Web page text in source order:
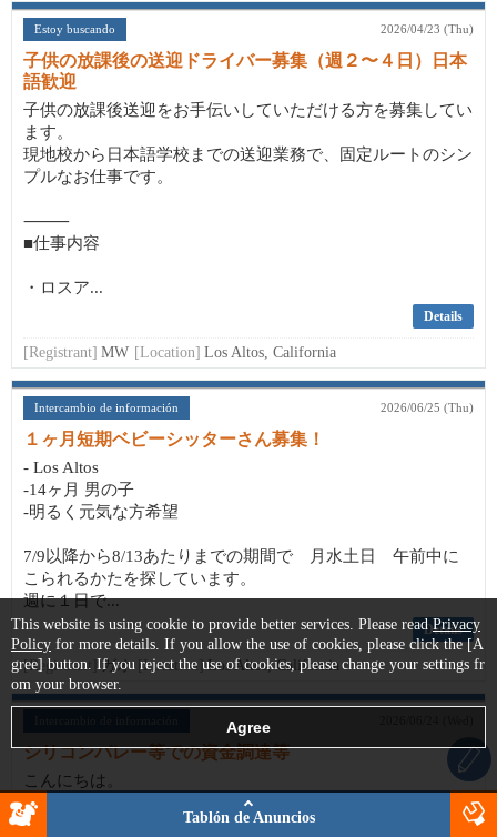
Estoy buscando 2026/04/23 (Thu)
子供の放課後の送迎ドライバー募集（週２〜４日）日本
語歓迎
子供の放課後送迎をお手伝いしていただける方を募集してい
ます。
現地校から日本語学校までの送迎業務で、固定ルートのシン
プルなお仕事です。
⸻
■仕事内容
・ロスア...
Details
[Registrant] MW [Location] Los Altos, California
Intercambio de información 2026/06/25 (Thu)
１ヶ月短期ベビーシッターさん募集！
- Los Altos
-14ヶ月 男の子
-明るく元気な方希望
7/9以降から8/13あたりまでの期間で 月水土日 午前中に
こられるかたを探しています。
週に１日で...
Details
[Registrant] ガオ [Location] Los Altos, California
シリコンバレー等での資金調達等
こんにちは。
シリコンバレー等での資金調達等に詳しい方、起業準備中の
方等、情報交換しましょう。Tablón de Anuncios
This website is using cookie to provide better services. Please readPrivacy
Policy for more details. If you allow the use of cookies, please click the [A
gree] button. If you reject the use of cookies, please change your settings fr
om your browser.